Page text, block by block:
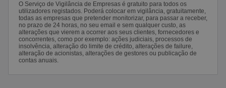
O Serviço de Vigilância de Empresas é gratuito para todos os
utilizadores registados. Poderá colocar em vigilância, gratuitamente,
todas as empresas que pretender monitorizar, para passar a receber,
no prazo de 24 horas, no seu email e sem qualquer custo, as
alterações que vierem a ocorrer aos seus clientes, fornecedores e
concorrentes, como por exemplo: ações judiciais, processos de
insolvência, alteração do limite de crédito, alterações de failure,
alteração de acionistas, alterações de gestores ou publicação de
contas anuais.